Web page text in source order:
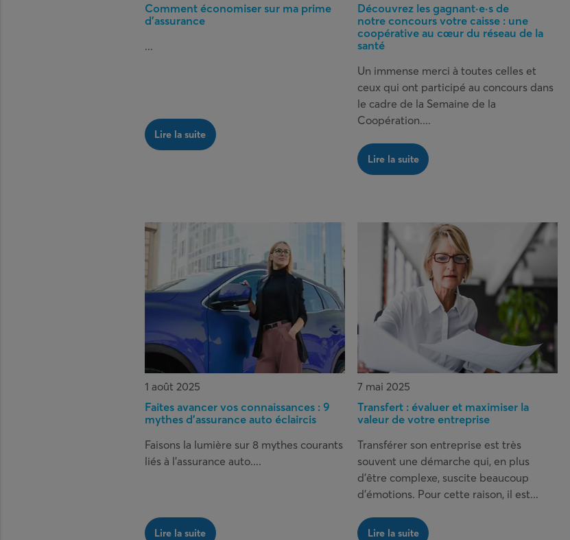
Comment économiser sur ma prime
d’assurance
...
Lire la suite
Découvrez les gagnant·e·s de
notre concours votre caisse : une
coopérative au cœur du réseau de la
santé
Un immense merci à toutes celles et
ceux qui ont participé au concours dans
le cadre de la Semaine de la
Coopération....
Lire la suite
1 août 2025
Faites avancer vos connaissances : 9
mythes d’assurance auto éclaircis
Faisons la lumière sur 8 mythes courants
liés à l’assurance auto....
Lire la suite
7 mai 2025
Transfert : évaluer et maximiser la
valeur de votre entreprise
Transférer son entreprise est très
souvent une démarche qui, en plus
d’être complexe, suscite beaucoup
d’émotions. Pour cette raison, il est...
Lire la suite